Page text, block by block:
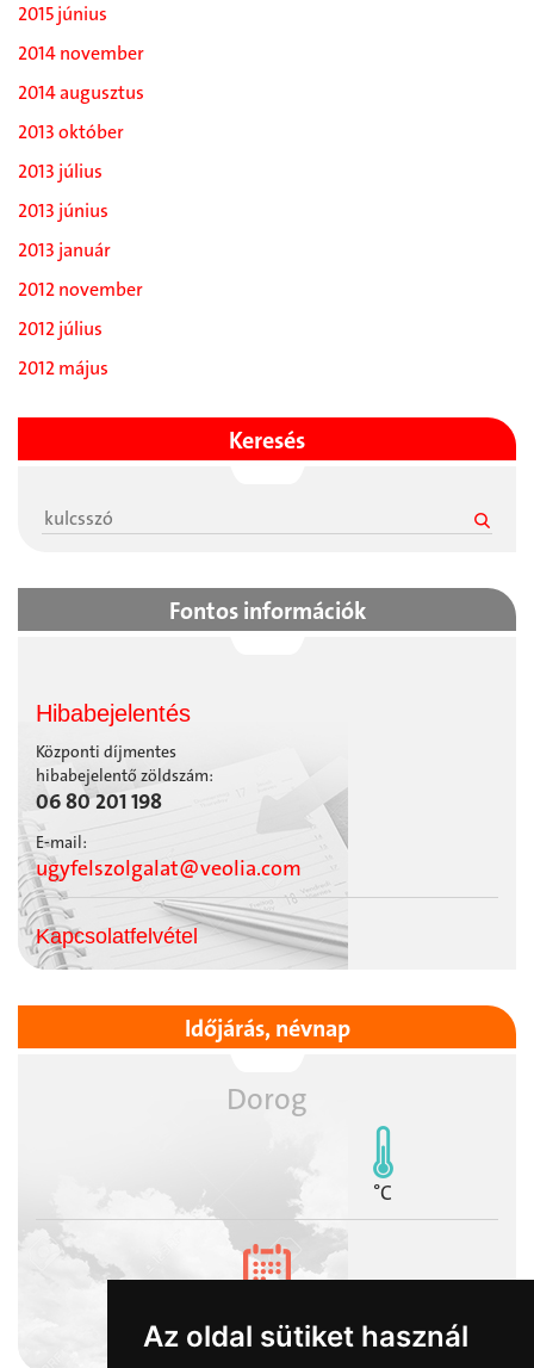
Az oldal sütiket használ
2015 június
2014 november
2014 augusztus
2013 október
2013 július
2013 június
2013 január
2012 november
2012 július
2012 május
Keresés
Fontos információk
Hibabejelentés
Központi díjmentes
hibabejelentő zöldszám:
06 80 201 198
E-mail:
ugyfelszolgalat@veolia.com
Kapcsolatfelvétel
Időjárás, névnap
Dorog
°C
László napja